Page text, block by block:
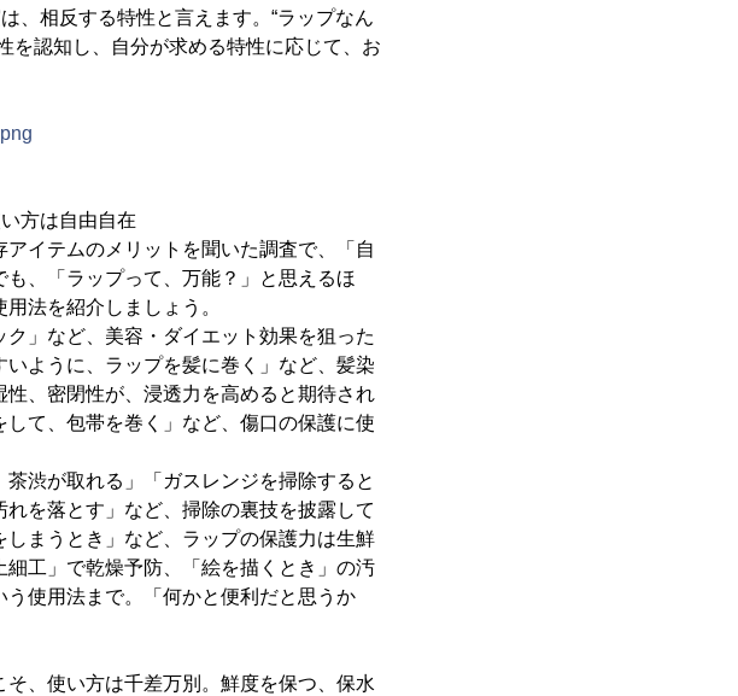
、相反する特性と言えます。“ラップなん
を認知し、自分が求める特性に応じて、お
方は自由自在
イテムのメリットを聞いた調査で、「自
、「ラップって、万能？」と思えるほ
法を紹介しましょう。
」など、美容・ダイエット効果を狙った
ように、ラップを髪に巻く」など、髪染
、密閉性が、浸透力を高めると期待され
て、包帯を巻く」など、傷口の保護に使
渋が取れる」「ガスレンジを掃除すると
を落とす」など、掃除の裏技を披露して
まうとき」など、ラップの保護力は生鮮
工」で乾燥予防、「絵を描くとき」の汚
使用法まで。「何かと便利だと思うか
、使い方は千差万別。鮮度を保つ、保水